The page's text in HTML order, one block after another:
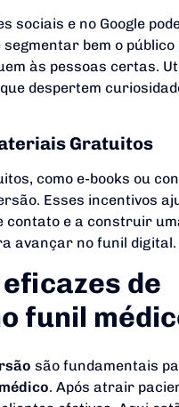
sociais e no Google
segmentar bem o
às pessoas certas.
despertem
Gratuitos
como e-books ou
Esses incentivos
e a construir
avançar no funil digital.
de
funil
são fundamentais
. Após atrair